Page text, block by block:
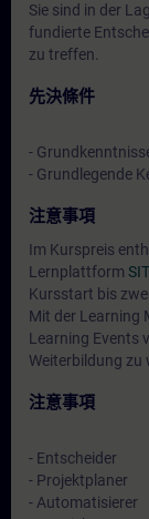
Sie sind in der
fundierte
zu treffen.
先決條件
-
- Grundlegende
注意事項
Im Kurspreis
Lernplattform
Kursstart bis
Mit der Learning
Learning Events
Weiterbildung zu
注意事項
- Entscheider
- Projektplaner
- Automatisierer